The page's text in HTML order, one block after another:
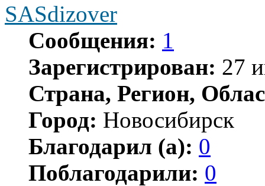
SASdizover
Сообщения: 1
Зарегистрирован: 27
Страна, Регион,
Город: Новосибирск
Благодарил (а): 0
Поблагодарили: 0